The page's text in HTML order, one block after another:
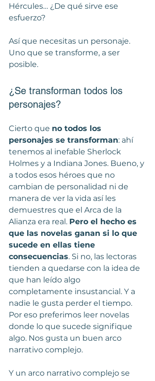
Hércules… ¿De qué sirve ese
esfuerzo?
Así que necesitas un personaje.
Uno que se transforme, a ser
posible.
¿Se transforman todos los
personajes?
Cierto que no todos los
personajes se transforman: ahí
tenemos al inefable Sherlock
Holmes y a Indiana Jones. Bueno, y
a todos esos héroes que no
cambian de personalidad ni de
manera de ver la vida así les
demuestres que el Arca de la
Alianza era real. Pero el hecho es
que las novelas ganan si lo que
sucede en ellas tiene
consecuencias. Si no, las lectoras
tienden a quedarse con la idea de
que han leído algo
completamente insustancial. Y a
nadie le gusta perder el tiempo.
Por eso preferimos leer novelas
donde lo que sucede signifique
algo. Nos gusta un buen arco
narrativo complejo.
Y un arco narrativo complejo se